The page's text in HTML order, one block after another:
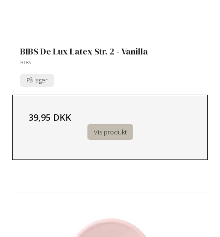
BIBS De Lux Latex Str. 2 - Vanilla
BIBS
På lager
39,95 DKK
Vis produkt